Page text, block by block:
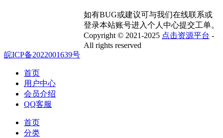
如有BUG或建议可与我们在线联系或
登录本站账号进入个人中心提交工单。
Copyright © 2021-2025 点击资源平台 -
All rights reserved
皖ICP备2022001639号
首页
用户中心
会员介绍
QQ客服
首页
分类